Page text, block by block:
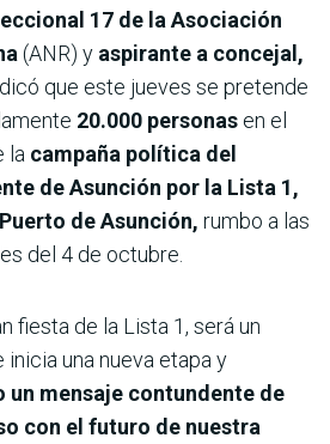
17 de la Asociación
(ANR) y aspirante a concejal,
que este jueves se pretende
20.000 personas en el
la campaña política del
de Asunción por la Lista 1,
de Asunción, rumbo a las
del 4 de octubre.
fiesta de la Lista 1, será un
una nueva etapa y
un mensaje contundente de
con el futuro de nuestra